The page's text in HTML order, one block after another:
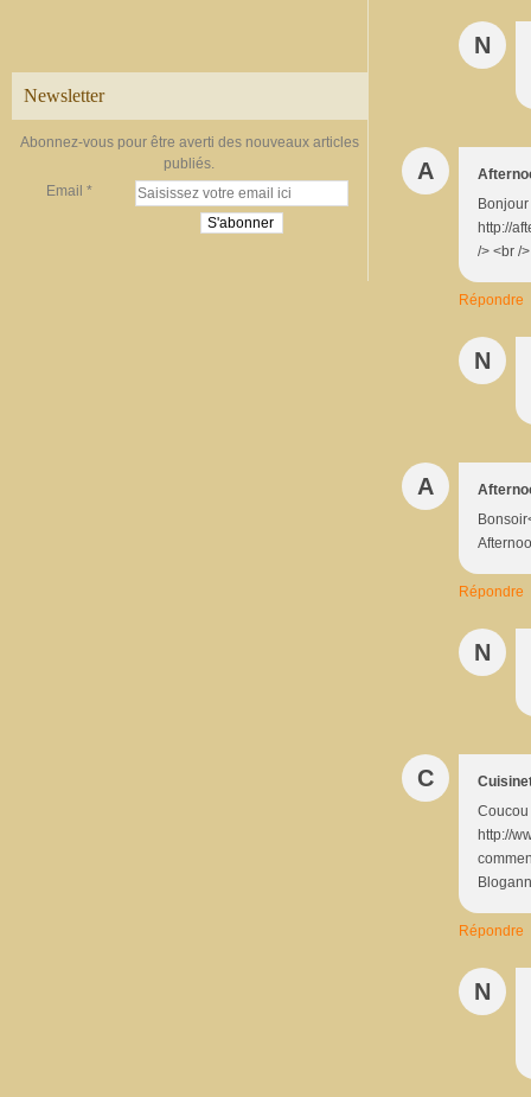
Newsletter
Abonnez-vous pour être averti des nouveaux articles
publiés.
Email
N
A
http://
/> <br /
Répondre
N
A
Répondre
N
C
Coucou
http://
Répondre
N